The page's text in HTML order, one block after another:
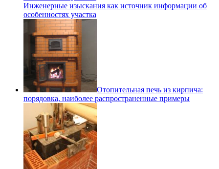
Инженерные изыскания как источник информации об
особенностях участка
Отопительная печь из кирпича:
порядовка, наиболее распространенные примеры